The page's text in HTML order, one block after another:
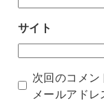
サイト
次回のコメ
メールアドレ